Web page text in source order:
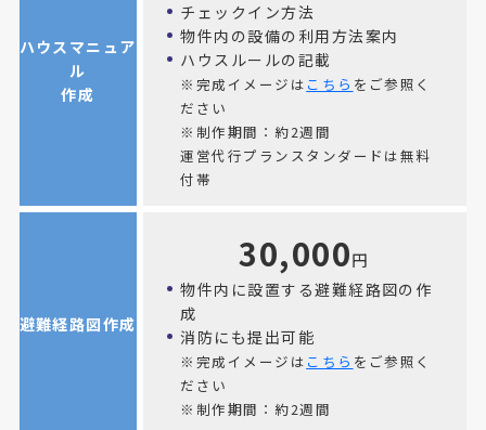
ハウスマニュア
ル
作成
チェックイン方法
物件内の設備の利用方法案内
ハウスルールの記載
※完成イメージは こちら をご参照く
ださい
※制作期間：約2週間
運営代行プランスタンダードは無料
付帯
避難経路図作成
30,000円
物件内に設置する避難経路図の作
成
消防にも提出可能
※完成イメージは こちら をご参照く
ださい
※制作期間：約2週間